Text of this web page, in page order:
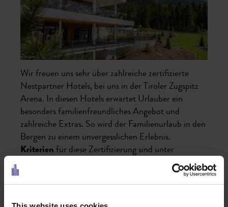
Wir freuen uns sehr über zahlreiche zertifizierte
Nestpartner Hotels, bei uns in der Tiroler Zugspitz
Arena. In diesen Hotels erwartet Urlauber ein
besonders familienfreundliches Angebot und
zahlreiche Extras. So wird der Familienurlaub in den
Bergen zu einem unvergesslichen Erlebnis.
Kriterien für diese Zertifizierung sind unter